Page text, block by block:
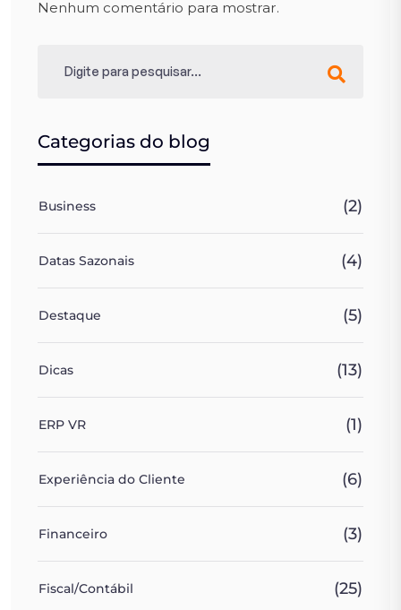
Nenhum comentário para mostrar.
Categorias do blog
Business (2)
Datas Sazonais (4)
Destaque (5)
Dicas (13)
ERP VR (1)
Experiência do Cliente (6)
Financeiro (3)
Fiscal/Contábil (25)